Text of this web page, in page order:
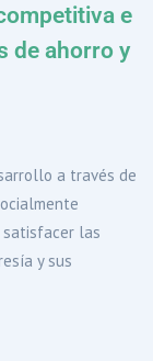
e
de ahorro y
a través de
satisfacer las
y sus